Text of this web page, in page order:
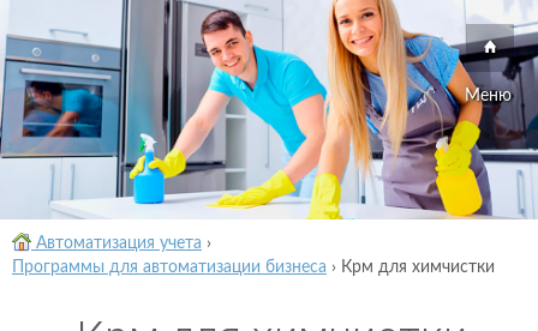
Меню
Автоматизация учета ›
Программы для автоматизации бизнеса › Крм для химчистки